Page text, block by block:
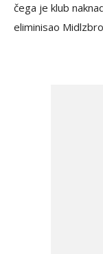
čega je klub
eliminisao